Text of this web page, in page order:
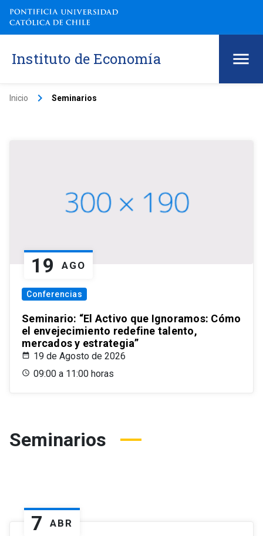
Instituto de Economía
Inicio keyboard_arrow_right Seminarios
19 AGO
Conferencias
Seminario: “El Activo que Ignoramos: Cómo
el envejecimiento redefine talento,
mercados y estrategia”
19 de Agosto de 2026
09:00 a 11:00 horas
Seminarios
7 ABR